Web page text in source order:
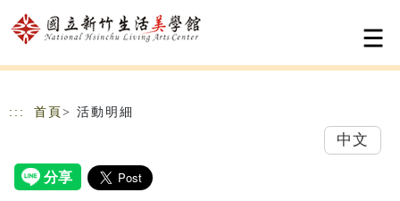
跳到主要內容
網站導覽
::: 首頁 > 活動明細
中文